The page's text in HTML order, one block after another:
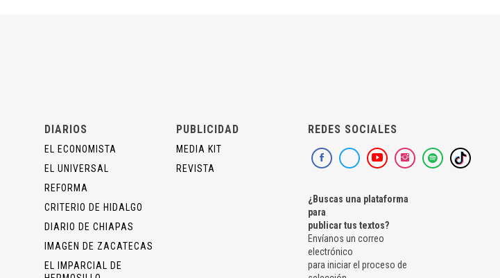
DIARIOS
EL ECONOMISTA
EL UNIVERSAL
REFORMA
CRITERIO DE HIDALGO
DIARIO DE CHIAPAS
IMAGEN DE ZACATECAS
EL IMPARCIAL DE
PUBLICIDAD
MEDIA KIT
REVISTA
REDES SOCIALES
¿Buscas una plataforma
para
publicar tus textos?
Envíanos un correo
electrónico
para iniciar el proceso de